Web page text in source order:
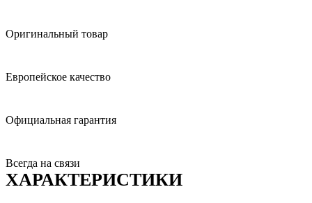
Оригинальный товар
Европейское качество
Официальная гарантия
Всегда на связи
ХАРАКТЕРИСТИКИ